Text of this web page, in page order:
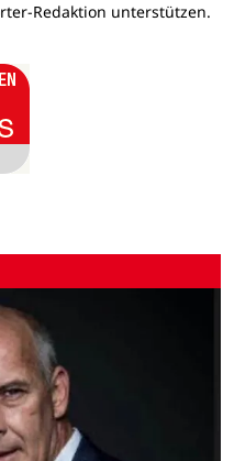
Redaktion unterstützen.